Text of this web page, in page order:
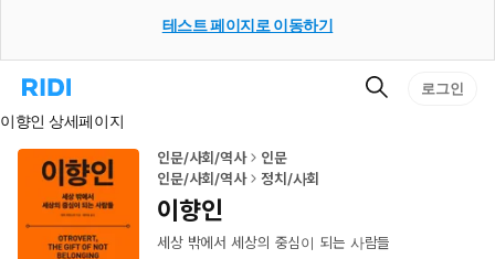
테스트 페이지로 이동하기
리
홈
로
검
로그인
이향인 상세페이지
인문/사회/역사
인문
인문/사회/역사
정치/사회
이향인
세상 밖에서 세상의 중심이 되는 사람들